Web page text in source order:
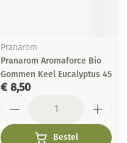
Pranarom
Pranarom Aromaforce Bio
Gommen Keel Eucalyptus 45
€ 8,50
Bestel